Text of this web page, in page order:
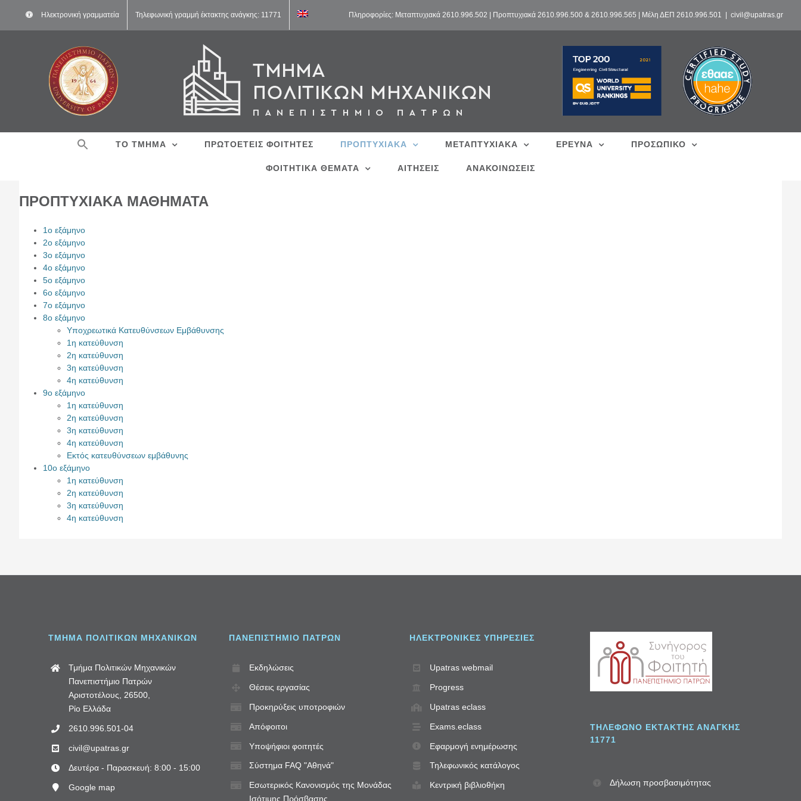
περιεχόμενο
Ηλεκτρονική γραμματεία Τηλεφωνική γραμμή έκτακτης ανάγκης: 11771 Πληροφορίες: Μεταπτυχιακά 2610.996.502 | Προπτυχιακά 2610.996.500 & 2610.996.565 | Μέλη ΔΕΠ 2610.996.501 civil@upatras.gr
ΤΟ ΤΜΗΜΑ ΠΡΩΤΟΕΤΕΙΣ ΦΟΙΤΗΤΕΣ ΠΡΟΠΤΥΧΙΑΚΑ ΜΕΤΑΠΤΥΧΙΑΚΑ ΕΡΕΥΝΑ ΠΡΟΣΩΠΙΚΟ
ΦΟΙΤΗΤΙΚΑ ΘΕΜΑΤΑ ΑΙΤΗΣΕΙΣ ΑΝΑΚΟΙΝΩΣΕΙΣ
ΠΡΟΠΤΥΧΙΑΚΑ ΜΑΘΗΜΑΤΑ
1ο εξάμηνο
2ο εξάμηνο
3ο εξάμηνο
4ο εξάμηνο
5ο εξάμηνο
6ο εξάμηνο
7ο εξάμηνο
8ο εξάμηνο
Υποχρεωτικά Κατευθύνσεων Εμβάθυνσης
1η κατεύθυνση
2η κατεύθυνση
3η κατεύθυνση
4η κατεύθυνση
9ο εξάμηνο
1η κατεύθυνση
2η κατεύθυνση
3η κατεύθυνση
4η κατεύθυνση
Εκτός κατευθύνσεων εμβάθυνης
10ο εξάμηνο
1η κατεύθυνση
2η κατεύθυνση
3η κατεύθυνση
4η κατεύθυνση
ΤΜΗΜΑ ΠΟΛΙΤΙΚΩΝ ΜΗΧΑΝΙΚΩΝ
Τμήμα Πολιτικών Μηχανικών
Πανεπιστήμιο Πατρών
Αριστοτέλους, 26500,
Ρίο Ελλάδα
2610.996.501-04
civil@upatras.gr
Δευτέρα - Παρασκευή: 8:00 - 15:00
Google map
ΠΑΝΕΠΙΣΤΗΜΙΟ ΠΑΤΡΩΝ
Εκδηλώσεις
Θέσεις εργασίας
Προκηρύξεις υποτροφιών
Απόφοιτοι
Υποψήφιοι φοιτητές
Σύστημα FAQ "Αθηνά"
Εσωτερικός Κανονισμός της Μονάδας
Ισότιμης Πρόσβασης
ΗΛΕΚΤΡΟΝΙΚΈΣ ΥΠΗΡΕΣΊΕΣ
Upatras webmail
Progress
Upatras eclass
Exams.eclass
Εφαρμογή ενημέρωσης
Τηλεφωνικός κατάλογος
Κεντρική βιβλιοθήκη
ΤΗΛΈΦΩΝΟ ΈΚΤΑΚΤΗΣ ΑΝΆΓΚΗΣ
11771
Δήλωση προσβασιμότητας